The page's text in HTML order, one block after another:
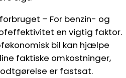
– For benzin- og
en vigtig faktor.
bil kan hjælpe
faktiske omkostninger,
er fastsat.